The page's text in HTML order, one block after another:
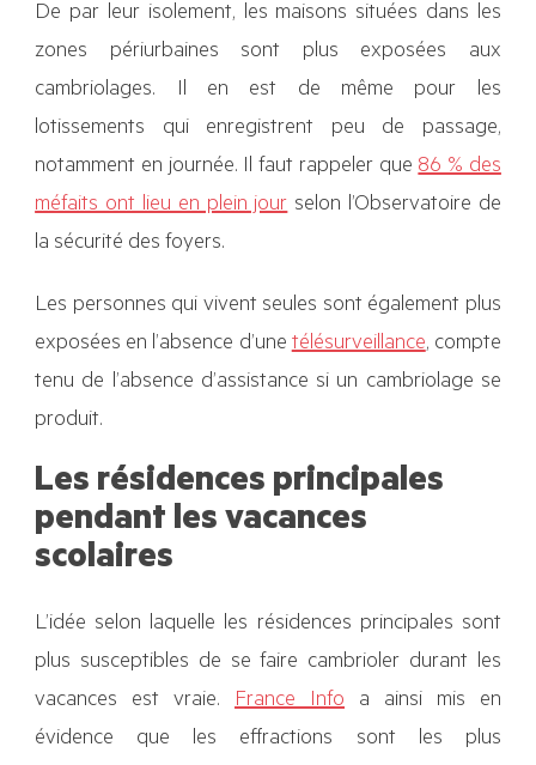
De par leur isolement, les maisons situées dans les
zones périurbaines sont plus exposées aux
cambriolages. Il en est de même pour les
lotissements qui enregistrent peu de passage,
notamment en journée. Il faut rappeler que86 % des
méfaits ont lieu en plein jourselon l’Observatoire de
la sécurité des foyers.
Les personnes qui vivent seules sont également plus
exposées en l’absence d’une télésurveillance, compte
tenu de l’absence d’assistance si un cambriolage se
produit.
Les résidences principales
pendant les vacances
scolaires
L’idée selon laquelle les résidences principales sont
plus susceptibles de se faire cambrioler durant les
vacances est vraie.France Info a ainsi mis en
évidence que les effractions sont les plus